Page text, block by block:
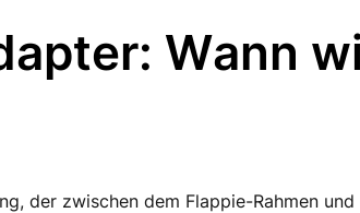
Wann
der zwischen dem Flappie-Rahmen